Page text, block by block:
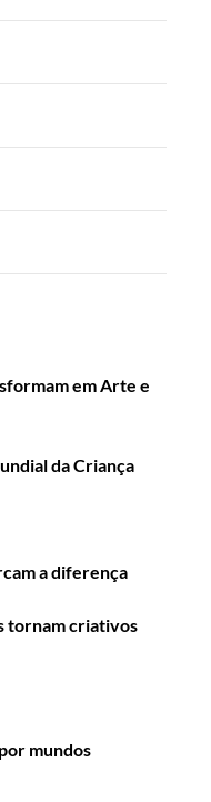
em Arte e
da Criança
a diferença
tornam criativos
mundos